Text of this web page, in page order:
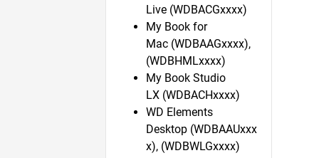
Live (WDBACGxxxx)
My Book for
Mac (WDBAAGxxxx),
(WDBHMLxxxx)
My Book Studio
LX (WDBACHxxxx)
WD Elements
Desktop (WDBAAUxxx
x), (WDBWLGxxxx)